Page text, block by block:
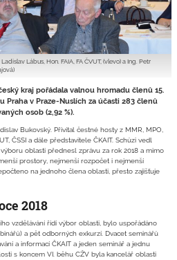
Lábus, Hon. FAIA, FA ČVUT, (vlevo) a Ing. Petr
kraj pořádala valnou hromadu členů 15.
Praha v Praze-Nuslích za účasti 283 členů
osob (2,92 %).
Bukovský. Přivítal čestné hosty z MMR, MPO,
ČSSI a dále představitele ČKAIT. Schůzi vedl
oblasti přednesl zprávu za rok 2018 a mimo
prostory, nejmenší rozpočet i nejmenší
na jednoho člena oblasti, přesto zajišťuje
2018
vzdělávání řídí výbor oblasti, bylo uspořádáno
a pět odborných exkurzí. Dvacet seminářů
a informací ČKAIT a jeden seminář a jednu
s koncem VI. běhu CŽV byla kancelář oblasti